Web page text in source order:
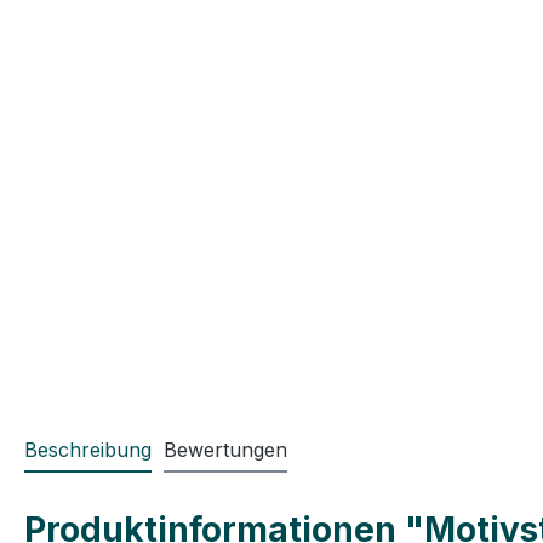
Beschreibung Bewertungen
Produktinformationen